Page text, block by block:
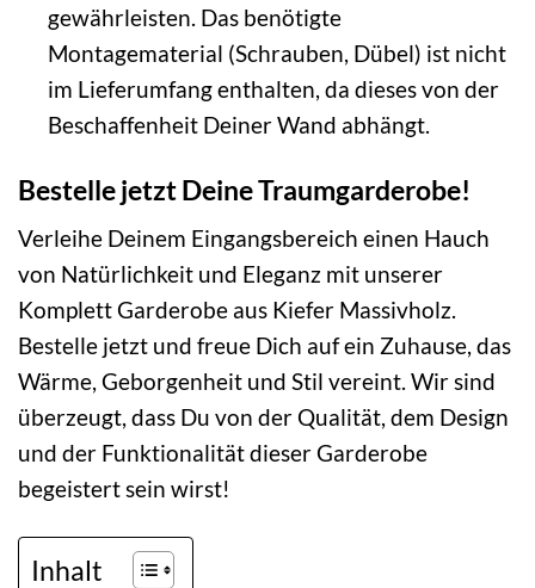
gewährleisten. Das benötigte
Montagematerial (Schrauben, Dübel) ist nicht
im Lieferumfang enthalten, da dieses von der
Beschaffenheit Deiner Wand abhängt.
Bestelle jetzt Deine Traumgarderobe!
Verleihe Deinem Eingangsbereich einen Hauch
von Natürlichkeit und Eleganz mit unserer
Komplett Garderobe aus Kiefer Massivholz.
Bestelle jetzt und freue Dich auf ein Zuhause, das
Wärme, Geborgenheit und Stil vereint. Wir sind
überzeugt, dass Du von der Qualität, dem Design
und der Funktionalität dieser Garderobe
begeistert sein wirst!
Inhalt